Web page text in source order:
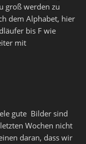
groß werden zu
dem Alphabet, hier
bis F wie
mit
gute Bilder sind
Wochen nicht
daran, dass wir